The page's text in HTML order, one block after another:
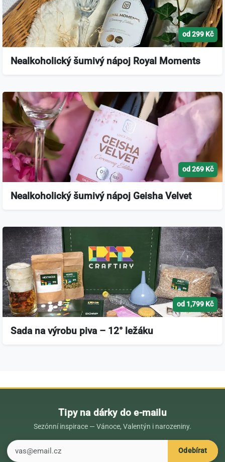
od 299 Kč
Nealkoholický šumivý nápoj Royal Moments
od 269 Kč
Nealkoholický šumivý nápoj Geisha Velvet
od 1,799 Kč
Sada na výrobu piva – 12° ležáku
Tipy na dárky do e-mailu
Sezónní inspirace — Vánoce, Valentýn i narozeniny.
Odebírat